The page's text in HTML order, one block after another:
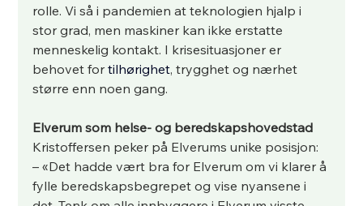
rolle. Vi så i pandemien at teknologien hjalp i
stor grad, men maskiner kan ikke erstatte
menneskelig kontakt. I krisesituasjoner er
behovet for tilhørighet, trygghet og nærhet
større enn noen gang.
Elverum som helse- og beredskapshovedstad
Kristoffersen peker på Elverums unike posisjon:
– «Det hadde vært bra for Elverum om vi klarer å
fylle beredskapsbegrepet og vise nyansene i